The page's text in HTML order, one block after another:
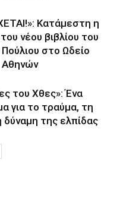
Κατάμεστη η
νέου βιβλίου του
στο Ωδείο
Αθηνών
του Χθες»: Ένα
για το τραύμα, τη
δύναμη της ελπίδας